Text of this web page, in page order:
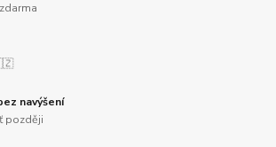
navýšení
později